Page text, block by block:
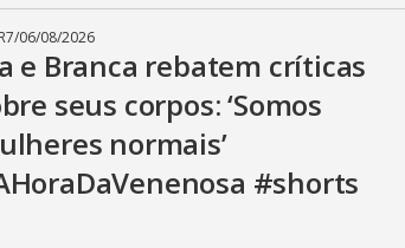
/06/08/2026
e Branca rebatem críticas
seus corpos: ‘Somos
normais’
#shorts